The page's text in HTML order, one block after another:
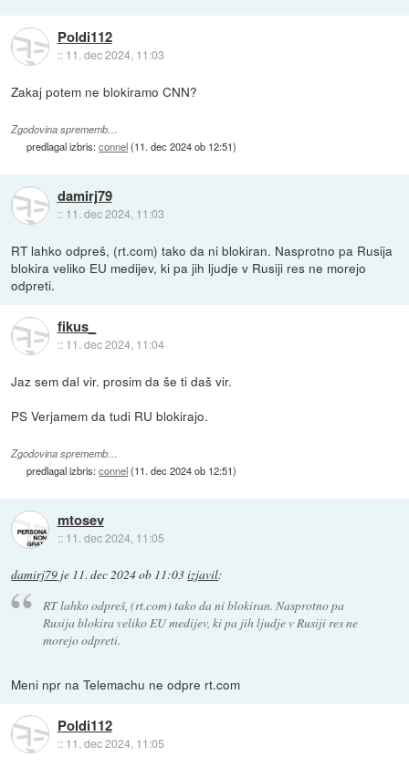
Poldi112
:: 11. dec 2024, 11:03
Zakaj potem ne blokiramo CNN?
Zgodovina sprememb…
predlagal izbris:connel(11. dec 2024 ob 12:51)
damirj79
:: 11. dec 2024, 11:03
RT lahko odpreš, (rt.com) tako da ni blokiran. Nasprotno pa Rusija
blokira veliko EU medijev, ki pa jih ljudje v Rusiji res ne morejo
odpreti.
fikus_
:: 11. dec 2024, 11:04
Jaz sem dal vir. prosim da še ti daš vir.
PS Verjamem da tudi RU blokirajo.
Zgodovina sprememb…
predlagal izbris:connel(11. dec 2024 ob 12:51)
mtosev
:: 11. dec 2024, 11:05
damirj79 je 11. dec 2024 ob 11:03izjavil:
RT lahko odpreš, (rt.com) tako da ni blokiran. Nasprotno pa
Rusija blokira veliko EU medijev, ki pa jih ljudje v Rusiji res ne
morejo odpreti.
Meni npr na Telemachu ne odpre rt.com
Poldi112
:: 11. dec 2024, 11:05